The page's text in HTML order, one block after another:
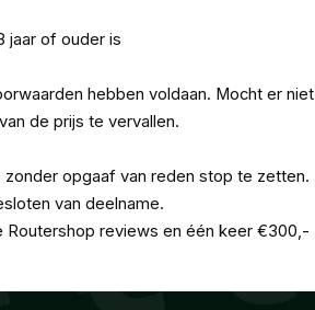
jaar of ouder is
hebben voldaan. Mocht er niet
de prijs te vervallen.
opgaaf van reden stop te zetten.
van deelname.
reviews en één keer €300,-